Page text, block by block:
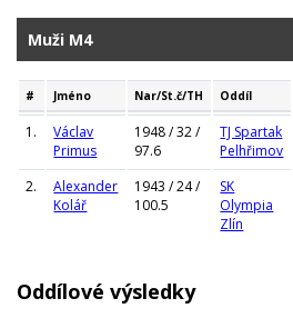
Muži M4
# Jméno Nar/St.č/TH Oddíl
1.
Václav
Primus
1948 / 32 /
97.6
TJ Spartak
Pelhřimov
2.
Alexander
Kolář
1943 / 24 /
100.5
SK
Olympia
Zlín
Oddílové výsledky